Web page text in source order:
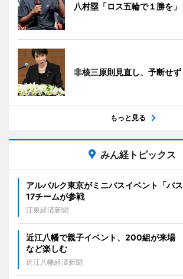
八村塁「ロス五輪で１勝を」
非核三原則見直し、予断せず
もっと見る
みん経トピックス
アルバルク東京がミニバスイベント「バ
17チームが参戦
江東経済新聞
近江八幡で親子イベント、200組が来場
など楽しむ
近江八幡経済新聞